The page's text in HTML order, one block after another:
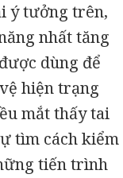
ý tưởng trên,
nhất tăng
dùng để
hiện trạng
mắt thấy tai
tìm cách kiểm
tiến trình